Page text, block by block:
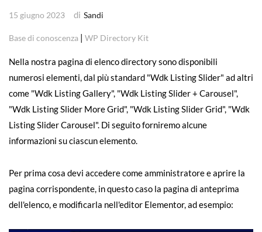
15 giugno 2023 di Sandi
Base di conoscenza | WP Directory Kit
Nella nostra pagina di elenco directory sono disponibili
numerosi elementi, dal più standard "Wdk Listing Slider" ad altri
come "Wdk Listing Gallery", "Wdk Listing Slider + Carousel",
"Wdk Listing Slider More Grid", "Wdk Listing Slider Grid", "Wdk
Listing Slider Carousel". Di seguito forniremo alcune
informazioni su ciascun elemento.
Per prima cosa devi accedere come amministratore e aprire la
pagina corrispondente, in questo caso la pagina di anteprima
dell'elenco, e modificarla nell'editor Elementor, ad esempio: